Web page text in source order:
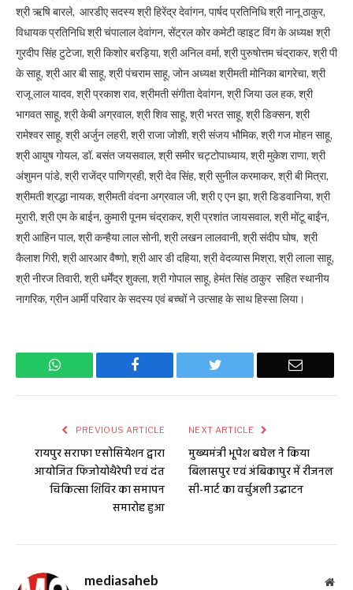
श्री ऋषि बारले, आरडीए सदस्य श्री हिरेंद्र देवांगन, पार्षद प्रतिनिधि श्री नानू ठाकुर,
विधायक प्रतिनिधि श्री चंपालाल देवांगन, सेंट्रल कोर कमेटी व्हाइट विंग के अध्यक्ष श्री
गुरदीप सिंह टुटेजा, श्री किशोर बरड़िया, श्री अनिल वर्मा, श्री पुरुषोत्तम चंद्राकर, श्री पी
के साहू, श्री आर बी साहू, श्री पंचराम साहू, जोन अध्यक्ष श्रीमती मोनिका बागरेचा, श्री
राजू लाल यादव, श्री प्रकाश राव, श्रीमती संगीता देवांगन, श्री जिया उल हक, श्री
भागवत साहू, श्री केबी अग्रवाल, श्री शिव साहू, श्री भरत साहू, श्री डिक्सन, श्री
रामेश्वर साहू, श्री अर्जुन लहरी, श्री राजा जोशी, श्री संजय भौमिक, श्री गज मोहन साहू,
श्री आयुष गोयल, डॉ. बसंत जयसवाल, श्री समीर चट्टोपाध्याय, श्री मुकेश राणा, श्री
अंशुमन पांडे, श्री राजेंद्र पाणिग्रही, श्री देव सिंह, श्री सुनील करमाकर, श्री बी मित्रा,
श्रीमती श्रद्धा नायक, श्रीमती वंदना अग्रवाल जी, श्री ए एन झा, श्री डिडवानिया, श्री
मुरारी, श्री एम के बाईन, कुमारी पूनम चंद्राकर, श्री प्रशांत जायसवाल, श्री मोंटू बाईंन,
श्री आहिन पाल, श्री कन्हैया लाल सोनी, श्री लखन लालवानी, श्री संदीप घोष, श्री
कैलाश गिरी, श्री आरआर वैष्णो, श्री आर डी दहिया, श्री वेदव्यास मिश्रा, श्री लाला साहू,
श्री नीरज तिवारी, श्री धर्मेंद्र शुक्ला, श्री गोपाल साहू, हेमंत सिंह ठाकुर सहित स्थानीय
नागरिक, ग्रीन आर्मी परिवार के सदस्य एवं बच्चों ने उत्साह के साथ हिस्सा लिया।
WhatsApp Facebook Twitter Email
PREVIOUS ARTICLE
रायपुर सराफा एसोसियेशन द्वारा
आयोजित फिजोयोथैरेपी एवं दंत
चिकित्सा शिविर का समापन
समारोह हुआ
NEXT ARTICLE
मुख्यमंत्री भूपेश बघेल ने किया
बिलासपुर एवं अंबिकापुर में रीजनल
सी-मार्ट का वर्चुअली उद्घाटन
mediasaheb